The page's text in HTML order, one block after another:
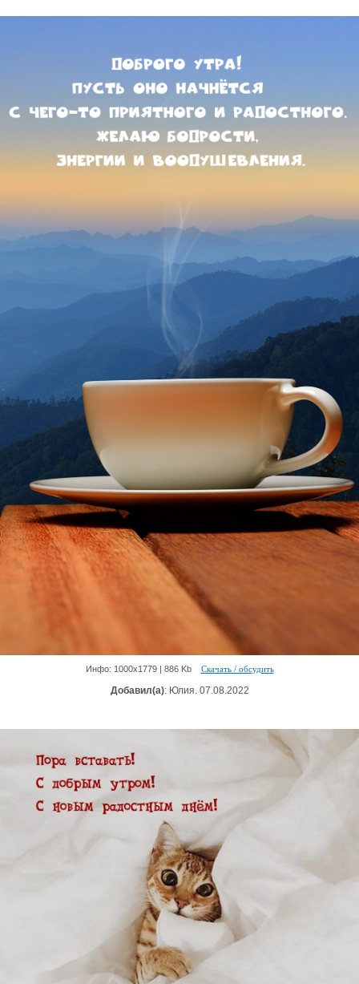
Инфо: 1000х1779 | 886 Kb Скачать / обсудить
Добавил(а): Юлия. 07.08.2022